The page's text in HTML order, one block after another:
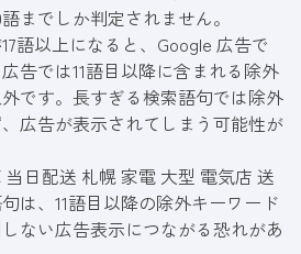
までしか判定されません。
語以上になると、Google 広告で
告では11語目以降に含まれる除外
です。長すぎる検索語句では除外
広告が表示されてしまう可能性が
日配送 札幌 家電 大型 電気店 送
は、11語目以降の除外キーワード
ない広告表示につながる恐れがあ